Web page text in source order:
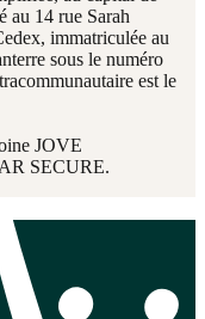
au 14 rue Sarah
immatriculée au
sous le numéro
est le
JOVE
SECURE.